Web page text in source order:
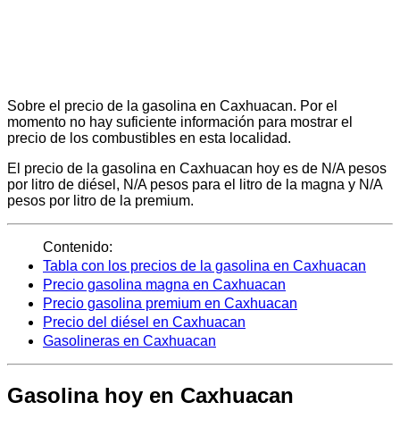
Sobre el precio de la gasolina en Caxhuacan. Por el
momento no hay suficiente información para mostrar el
precio de los combustibles en esta localidad.
El precio de la gasolina en Caxhuacan hoy es de N/A pesos
por litro de diésel, N/A pesos para el litro de la magna y N/A
pesos por litro de la premium.
Contenido:
Tabla con los precios de la gasolina en Caxhuacan
Precio gasolina magna en Caxhuacan
Precio gasolina premium en Caxhuacan
Precio del diésel en Caxhuacan
Gasolineras en Caxhuacan
Gasolina hoy en Caxhuacan